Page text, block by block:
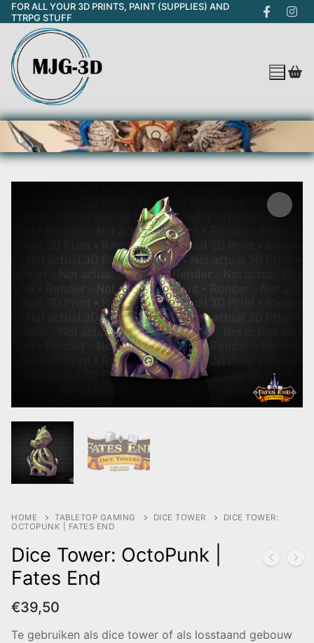
Skip
to
content
FOR ALL YOUR 3D PRINTS, PAINT (SUPPLIES) AND
TTRPG STUFF
Search for:
HOME TABLETOP GAMING DICE TOWER
DICE TOWER:
OCTOPUNK | FATES END
Dice Tower: OctoPunk |
Fates End
€39,50
Te gebruiken als dice tower of als losstaand gebouw